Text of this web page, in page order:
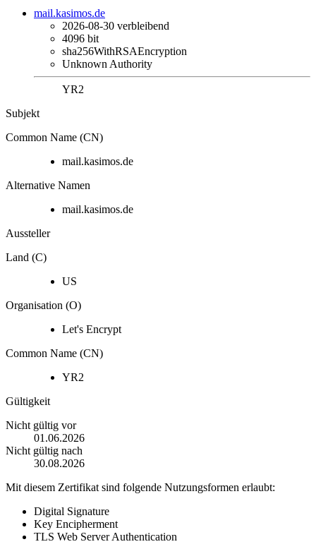
mail.kasimos.de
2026-08-30 verbleibend
4096 bit
sha256WithRSAEncryption
Unknown Authority
YR2
Subjekt
Common Name (CN)
mail.kasimos.de
Alternative Namen
mail.kasimos.de
Aussteller
Land (C)
US
Organisation (O)
Let's Encrypt
Common Name (CN)
YR2
Gültigkeit
Nicht gültig vor
01.06.2026
Nicht gültig nach
30.08.2026
Mit diesem Zertifikat sind folgende Nutzungsformen erlaubt:
Digital Signature
Key Encipherment
TLS Web Server Authentication